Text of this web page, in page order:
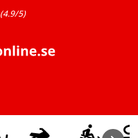
(4.9/5)